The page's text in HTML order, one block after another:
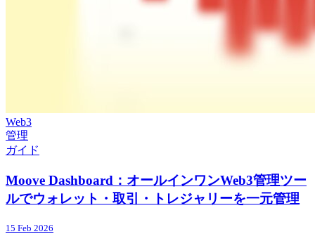
Web3
管理
ガイド
Moove Dashboard：オールインワンWeb3管理ツー
ルでウォレット・取引・トレジャリーを一元管理
15 Feb 2026